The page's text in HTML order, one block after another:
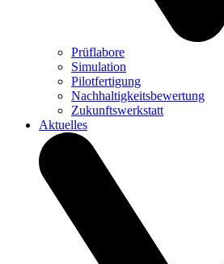
Prüflabore
Simulation
Pilotfertigung
Nachhaltigkeitsbewertung
Zukunftswerkstatt
Aktuelles